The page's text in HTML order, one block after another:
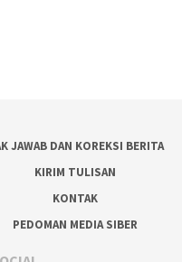
JAWAB DAN KOREKSI BERITA
KIRIM TULISAN
KONTAK
PEDOMAN MEDIA SIBER